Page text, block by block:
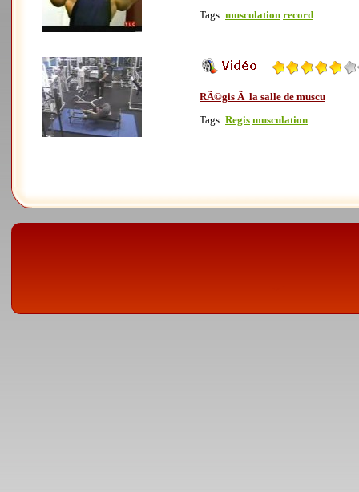
Tags: musculation record
RÃ©gis Ã la salle de muscu
Tags: Regis musculation